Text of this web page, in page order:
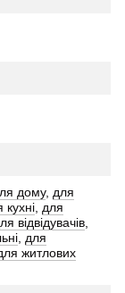
дому, для
кухні для
відвідувачів
для
житлових